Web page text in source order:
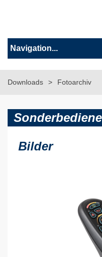
Downloads Fotoarchiv
Bilder